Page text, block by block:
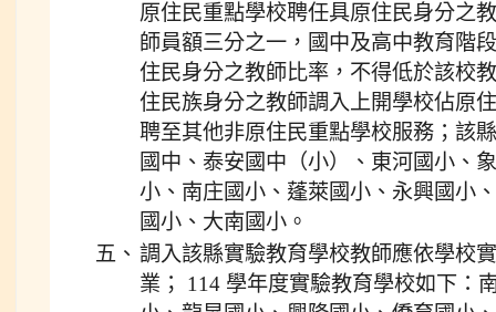
原住民重點學校聘任具原住民身分之
師員額三分之一，國中及高中教育階
住民身分之教師比率，不得低於該校
住民族身分之教師調入上開學校佔原
聘至其他非原住民重點學校服務；該
國中、泰安國中（小）、東河國小、
小、南庄國小、蓬萊國小、永興國小
國小、大南國小。
五、 調入該縣實驗教育學校教師應依學校
業； 114 學年度實驗教育學校如下：